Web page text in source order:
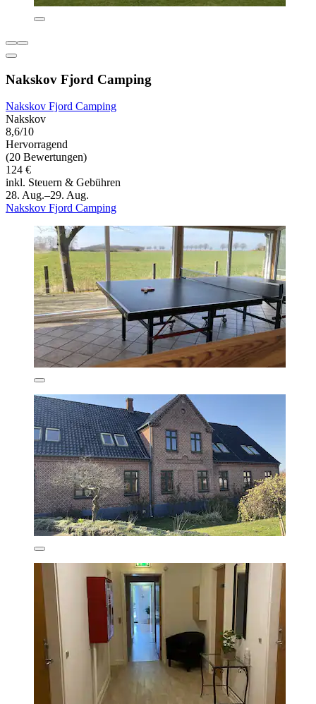
Nakskov Fjord Camping
Nakskov Fjord Camping
Nakskov
8,6/10
Hervorragend
(20 Bewertungen)
124 €
inkl. Steuern & Gebühren
28. Aug.–29. Aug.
Nakskov Fjord Camping